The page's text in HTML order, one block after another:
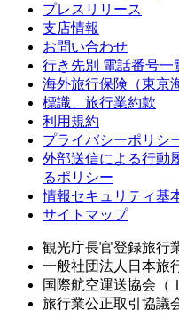
プレスリリース
支店情報
お問い合わせ
行き先別 電話番号一
海外旅行保険（東京
標識、旅行業約款
利用規約
プライバシーポリシ
外部送信による行動
るポリシー
情報セキュリティ基
サイトマップ
観光庁長官登録旅行
一般社団法人日本旅
国際航空運送協会（
旅行業公正取引協議